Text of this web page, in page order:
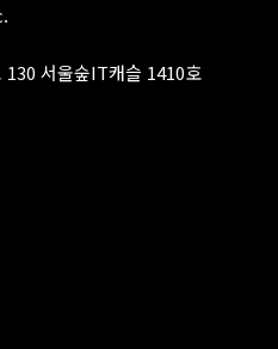
130 서울숲IT캐슬 1410호